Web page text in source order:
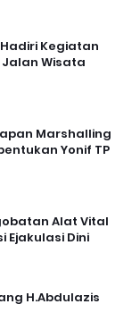
Kegiatan
Wisata
Marshalling
Yonif TP
Alat Vital
Ejakulasi Dini
H.Abdulazis